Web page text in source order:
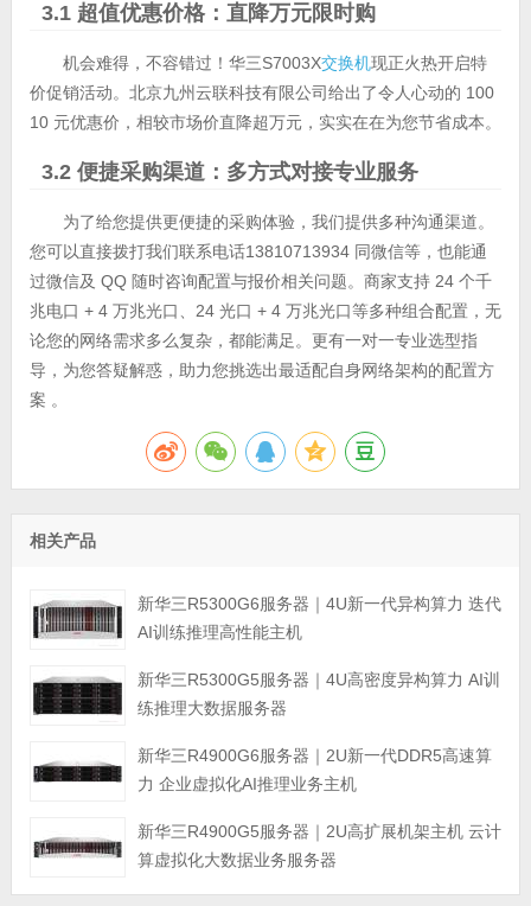
3.1 超值优惠价格：直降万元限时购
机会难得，不容错过！华三S7003X交换机现正火热开启特
价促销活动。北京九州云联科技有限公司给出了令人心动的 100
10 元优惠价，相较市场价直降超万元，实实在在为您节省成本。
3.2 便捷采购渠道：多方式对接专业服务
为了给您提供更便捷的采购体验，我们提供多种沟通渠道。
您可以直接拨打我们联系电话13810713934 同微信等，也能通
过微信及 QQ 随时咨询配置与报价相关问题。商家支持 24 个千
兆电口 + 4 万兆光口、24 光口 + 4 万兆光口等多种组合配置，无
论您的网络需求多么复杂，都能满足。更有一对一专业选型指
导，为您答疑解惑，助力您挑选出最适配自身网络架构的配置方
案 。
相关产品
新华三R5300G6服务器｜4U新一代异构算力 迭代
AI训练推理高性能主机
新华三R5300G5服务器｜4U高密度异构算力 AI训
练推理大数据服务器
新华三R4900G6服务器｜2U新一代DDR5高速算
力 企业虚拟化AI推理业务主机
新华三R4900G5服务器｜2U高扩展机架主机 云计
算虚拟化大数据业务服务器